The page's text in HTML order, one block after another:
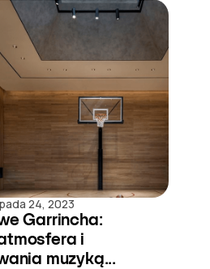
24, 2023
Garrincha:
i
muzyką...